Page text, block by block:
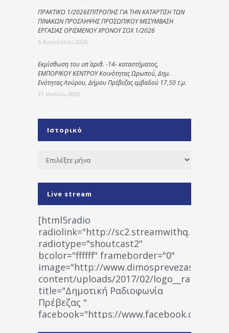
ΠΡΑΚΤΙΚΟ 1/2026ΕΠΙΤΡΟΠΗΣ ΓΙΑ ΤΗΝ ΚΑΤΑΡΤΙΣΗ ΤΩΝ
ΠΙΝΑΚΩΝ ΠΡΟΣΛΗΨΗΣ ΠΡΟΣΩΠΙΚΟΥ ΜΕΣΥΜΒΑΣΗ
ΕΡΓΑΣΙΑΣ ΟΡΙΣΜΕΝΟΥ ΧΡΟΝΟΥ ΣΟΧ 1/2026
6 Αυγούστου 2026
Εκμίσθωση του υπ΄ αριθ. -14- καταστήματος,
ΕΜΠΟΡΙΚΟΥ ΚΕΝΤΡΟΥ Κοινότητας Ωρωπού, Δημ.
Ενότητας Λούρου, Δήμου Πρέβεζας εμβαδού 17,50 τ.μ.
31 Ιουλίου 2026
Ιστορικό
Ιστορικό
Live stream
[html5radio
radiolink="http://
radiotype="shoutcast2"
bcolor="ffffff" frameborder="0"
image="http://www.dimosprevezas.gr/wp-
content/uploads/2017/02/
title="Δημοτική Ραδιοφωνία
Πρέβεζας "
facebook="https://www.facebook.com/